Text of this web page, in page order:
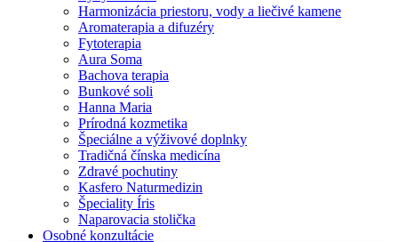
Harmonizácia priestoru, vody a liečivé kamene
Aromaterapia a difuzéry
Fytoterapia
Aura Soma
Bachova terapia
Bunkové soli
Hanna Maria
Prírodná kozmetika
Špeciálne a výživové doplnky
Tradičná čínska medicína
Zdravé pochutiny
Kasfero Naturmedizin
Špeciality Íris
Naparovacia stolička
Osobné konzultácie